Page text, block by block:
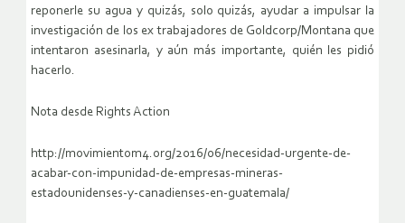
reponerle su agua y quizás, solo quizás, ayudar a impulsar la
investigación de los ex trabajadores de Goldcorp/Montana que
intentaron asesinarla, y aún más importante, quién les pidió
hacerlo.
Nota desde Rights Action
http://movimientom4.org/2016/06/necesidad-urgente-de-
acabar-con-impunidad-de-empresas-mineras-
estadounidenses-y-canadienses-en-guatemala/